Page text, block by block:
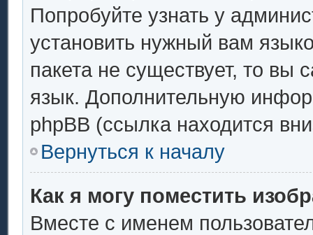
Попробуйте узнать у
установить нужный вам
пакета не существует, то вы
язык. Дополнительную
phpBB (ссылка находится
Вернуться к началу
Как я могу поместить
Вместе с именем